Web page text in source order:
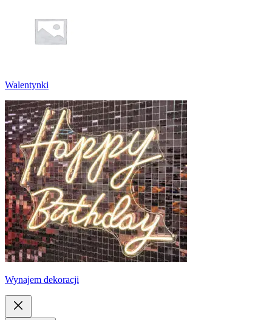
Walentynki
Wynajem dekoracji